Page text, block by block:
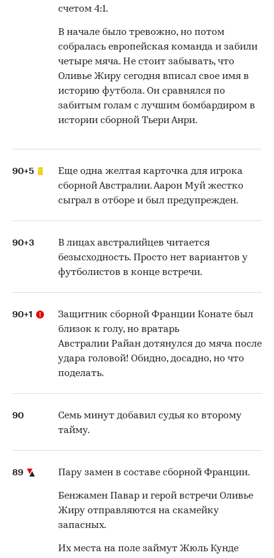
счетом 4:1.
В начале было тревожно, но потом
собралась европейская команда и забили
четыре мяча. Не стоит забывать, что
Оливье Жиру сегодня вписал свое имя в
историю футбола. Он сравнялся по
забитым голам с лучшим бомбардиром в
истории сборной Тьери Анри.
90+5
Еще одна желтая карточка для игрока
сборной Австралии. Аарон Муй жестко
сыграл в отборе и был предупрежден.
90+3
В лицах австралийцев читается
безысходность. Просто нет вариантов у
футболистов в конце встречи.
90+1
Защитник сборной Франции Конате был
близок к голу, но вратарь
Австралии Райан дотянулся до мяча после
удара головой! Обидно, досадно, но что
поделать.
90
Семь минут добавил судья ко второму
тайму.
89 Пару замен в составе сборной Франции.
Бенжамен Павар и герой встречи Оливье
Жиру отправляются на скамейку
запасных.
Их места на поле займут Жюль Кунде